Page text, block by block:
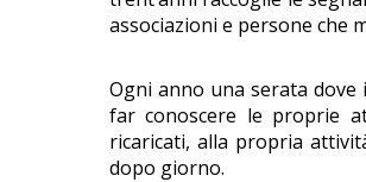
associazioni e persone che
Ogni anno una serata
far conoscere le proprie
ricaricati, alla propria
dopo giorno.